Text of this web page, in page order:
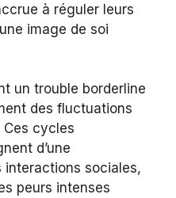
à réguler leurs
image de soi
un trouble borderline
des fluctuations
Ces cycles
d’une
interactions sociales,
peurs intenses